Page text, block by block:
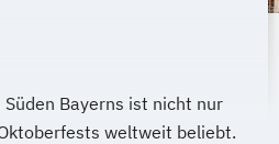
Bayerns ist nicht nur
weltweit beliebt.